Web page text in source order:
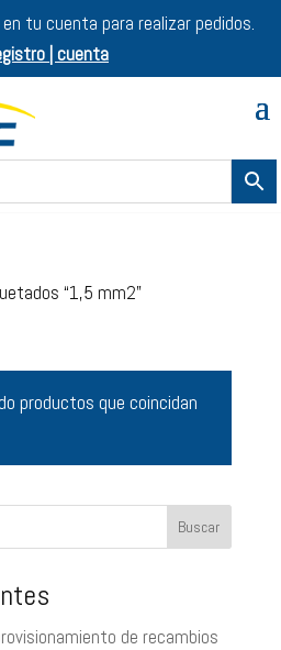
tu cuenta para realizar pedidos.
| cuenta
“1,5 mm2”
productos que coincidan
Buscar
de recambios